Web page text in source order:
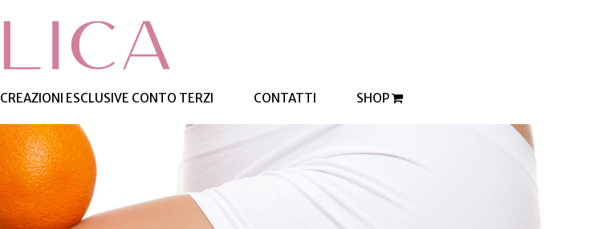
CREAZIONI ESCLUSIVE CONTO TERZI CONTATTI SHOP